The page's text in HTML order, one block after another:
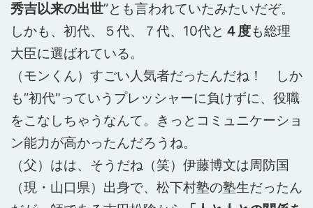
秀吉以来の出世”とも言われていたみたいだぞ。
しかも、初代、５代、７代、10代と ４度も総理
大臣に選ばれている。
（モンくん）すごい人気者だったんだね！ しか
も”初代"っていうプレッシャーに負けずに、役職
をこなしちゃうなんて。きっとコミュニケーショ
ン能力が高かったんだろうね。
（父）はは、そうだね（笑）伊藤博文は周防国
（現・山口県）出身で、松下村塾の塾生だったん